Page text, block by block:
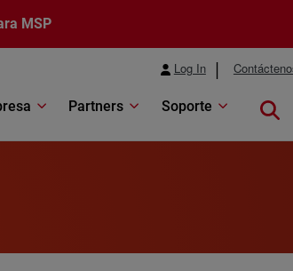
MSP
Log In
Partners Soporte